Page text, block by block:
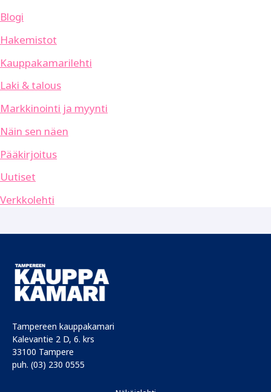
Blogi
Hakemistot
Kauppakamarilehti
Laki & talous
Markkinointi ja myynti
Näin sen näen
Pääkirjoitus
Uutiset
Verkkolehti
Tampereen kauppakamari
Kalevantie 2 D, 6. krs
33100 Tampere
puh. (03) 230 0555